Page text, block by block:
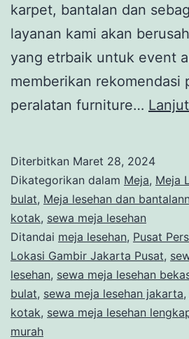
karpet, bantalan dan
layanan kami akan
yang etrbaik untuk event
memberikan rekomendasi
peralatan furniture…
Diterbitkan Maret 28, 2024
Dikategorikan dalam Meja, Meja
bulat, Meja lesehan dan
kotak, sewa meja lesehan
Ditandai meja lesehan, Pusat
Lokasi Gambir Jakarta Pusat,
lesehan, sewa meja lesehan
bulat, sewa meja lesehan jakarta,
kotak, sewa meja lesehan
murah